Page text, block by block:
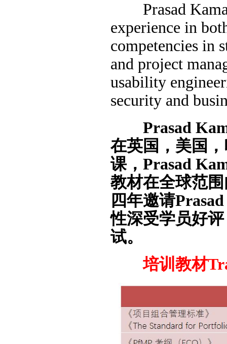
Prasad
experience in
competencies in
and project
usability
security and
Prasad
在英国，美国
课，Prasad
教材在全球范
四年邀请
性深受学员好
试。
培训教材